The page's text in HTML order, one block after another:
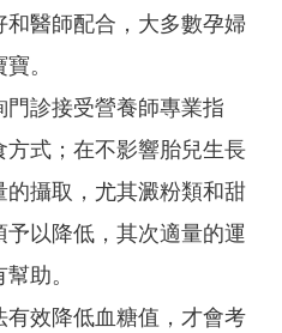
醫師配合，大多數孕婦
。
診接受營養師專業指
方式；在不影響胎兒生長
的攝取，尤其澱粉類和甜
以降低，其次適量的運
助。
有效降低血糖值，才會考